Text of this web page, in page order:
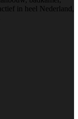
in heel Nederland,